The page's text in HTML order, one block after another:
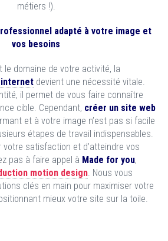
métiers !).
adapté à votre image et
vos besoins
le domaine de votre activité, la
internet devient une nécessité vitale.
il permet de vous faire connaître
cible. Cependant, créer un site web
et à votre image n’est pas si facile
étapes de travail indispensables.
votre satisfaction et d’atteindre vos
pas à faire appel à Made for you,
motion design. Nous vous
clés en main pour maximiser votre
mieux votre site sur la toile.